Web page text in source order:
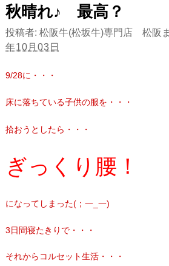
秋晴れ♪ 最高？
投稿者: 松阪牛(松坂牛)専門店 松阪
年10月03日
9/28に・・・
床に落ちている子供の服を・・・
拾おうとしたら・・・
ぎっくり腰！
になってしまった(；一_一)
3日間寝たきりで・・・
それからコルセット生活・・・